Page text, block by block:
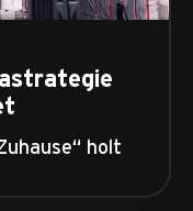
holt